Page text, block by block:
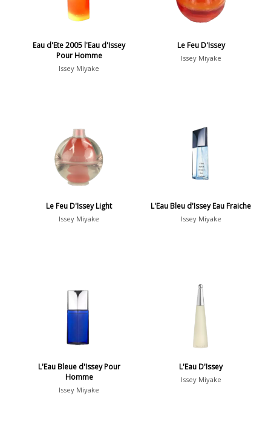
Eau d'Ete 2005 l'Eau d'Issey
Pour Homme
Issey Miyake
Le Feu D'Issey
Issey Miyake
Le Feu D'Issey Light
Issey Miyake
L'Eau Bleu d'Issey Eau Fraiche
Issey Miyake
L'Eau Bleue d'Issey Pour
Homme
Issey Miyake
L'Eau D'Issey
Issey Miyake